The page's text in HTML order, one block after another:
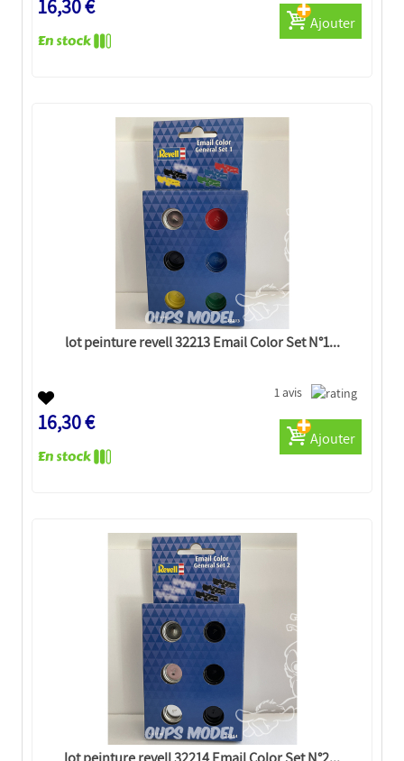
16,30 €
Ajouter
lot peinture revell 32213 Email Color Set N°1...
1 avis
16,30 €
Ajouter
lot peinture revell 32214 Email Color Set N°2...